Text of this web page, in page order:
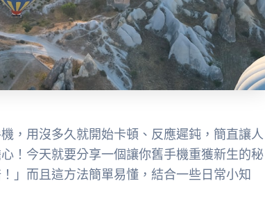
，用沒多久就開始卡頓、反應遲鈍，簡直讓人
！今天就要分享一個讓你舊手機重獲新生的秘
」而且這方法簡單易懂，結合一些日常小知